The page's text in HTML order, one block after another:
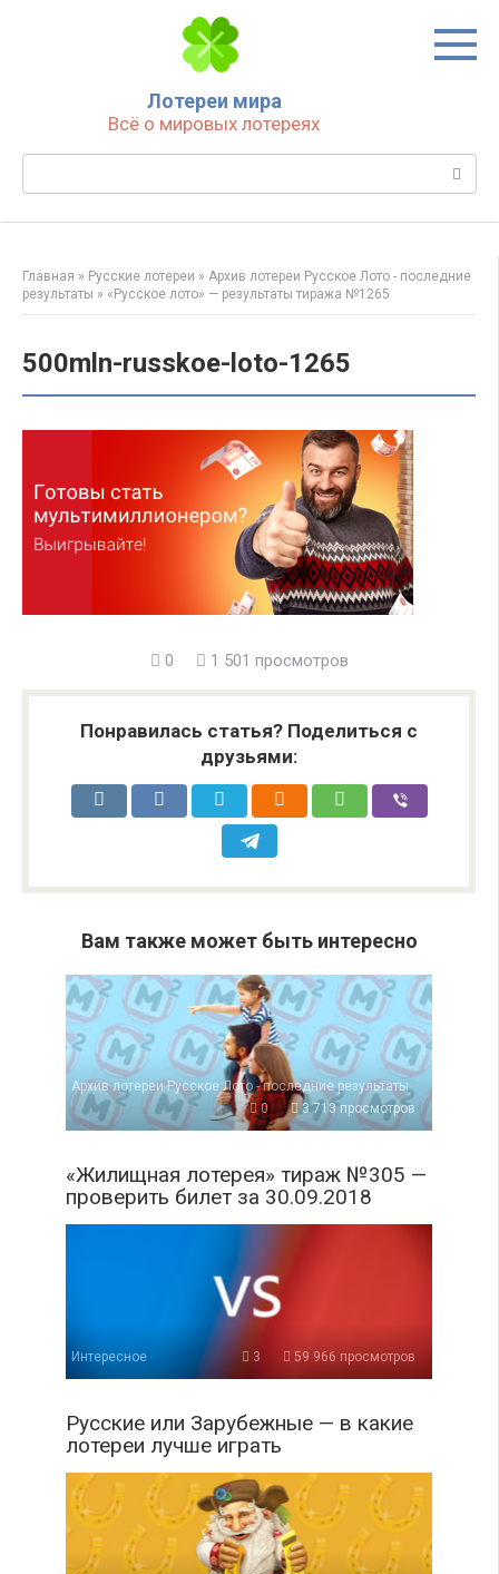
Лотереи мира
Всё о мировых лотереях
Поиск:
Главная » Русские лотереи » Архив лотереи Русское Лото - последние
результаты » «Русское лото» — результаты тиража №1265
500mln-russkoe-loto-1265
0 1 501 просмотров
Понравилась статья? Поделиться с
друзьями:
Вам также может быть интересно
Архив лотереи Русское Лото - последние результаты
0
3 713 просмотров
«Жилищная лотерея» тираж №305 —
проверить билет за 30.09.2018
Интересное 3 59 966 просмотров
Русские или Зарубежные — в какие
лотереи лучше играть